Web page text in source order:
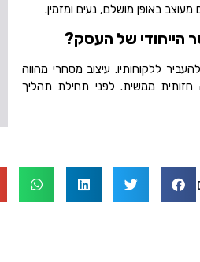
באופן מושלם, נעים ומזמין.
הייחודי של העסק?
ללקוחותיו. עיצוב מסחרי מהווה
חזותית ממשית. לפני תחילת תהליך